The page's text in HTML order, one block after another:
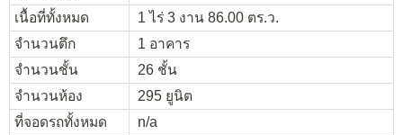
เนื้อที่ทั้งหมด
1 ไร่ 3 งาน 86.00 ตร.ว.
จำนวนตึก
1 อาคาร
จำนวนชั้น
26 ชั้น
จำนวนห้อง
295 ยูนิต
ที่จอดรถทั้งหมด
n/a